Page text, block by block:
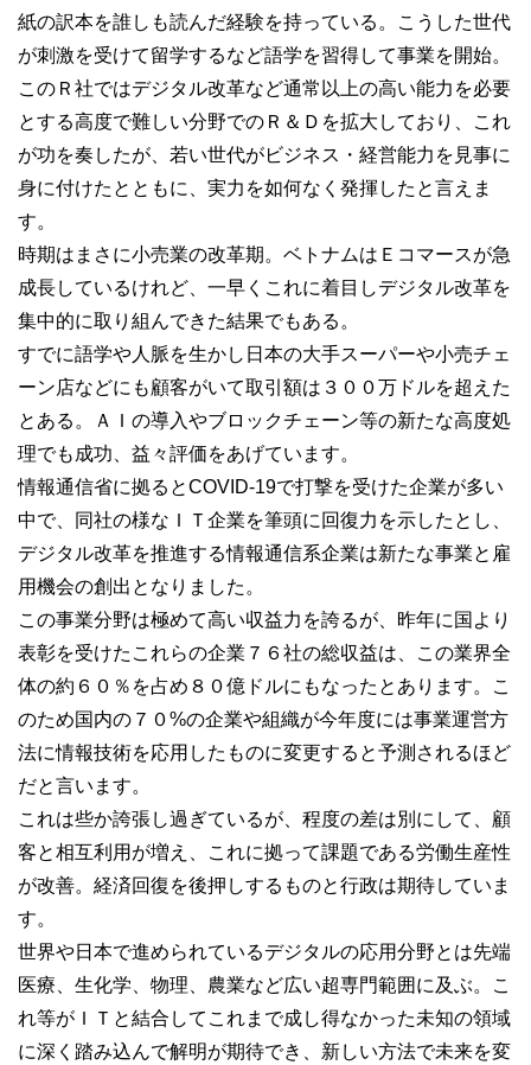
紙の訳本を誰しも読んだ経験を持っている。こうした世代
が刺激を受けて留学するなど語学を習得して事業を開始。
このＲ社ではデジタル改革など通常以上の高い能力を必要
とする高度で難しい分野でのＲ＆Ｄを拡大しており、これ
が功を奏したが、若い世代がビジネス・経営能力を見事に
身に付けたとともに、実力を如何なく発揮したと言えま
す。
時期はまさに小売業の改革期。ベトナムはＥコマースが急
成長しているけれど、一早くこれに着目しデジタル改革を
集中的に取り組んできた結果でもある。
すでに語学や人脈を生かし日本の大手スーパーや小売チェ
ーン店などにも顧客がいて取引額は３００万ドルを超えた
とある。ＡＩの導入やブロックチェーン等の新たな高度処
理でも成功、益々評価をあげています。
情報通信省に拠るとCOVID-19で打撃を受けた企業が多い
中で、同社の様なＩＴ企業を筆頭に回復力を示したとし、
デジタル改革を推進する情報通信系企業は新たな事業と雇
用機会の創出となりました。
この事業分野は極めて高い収益力を誇るが、昨年に国より
表彰を受けたこれらの企業７６社の総収益は、この業界全
体の約６０％を占め８０億ドルにもなったとあります。こ
のため国内の７０%の企業や組織が今年度には事業運営方
法に情報技術を応用したものに変更すると予測されるほど
だと言います。
これは些か誇張し過ぎているが、程度の差は別にして、顧
客と相互利用が増え、これに拠って課題である労働生産性
が改善。経済回復を後押しするものと行政は期待していま
す。
世界や日本で進められているデジタルの応用分野とは先端
医療、生化学、物理、農業など広い超専門範囲に及ぶ。こ
れ等がＩＴと結合してこれまで成し得なかった未知の領域
に深く踏み込んで解明が期待でき、新しい方法で未来を変